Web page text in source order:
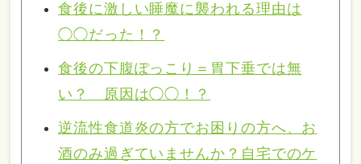
食後に激しい睡魔に襲われる理由は
◯◯だった！？
食後の下腹ぽっこり＝胃下垂では無
い？ 原因は◯◯！？
逆流性食道炎の方でお困りの方へ、お
酒のみ過ぎていませんか？自宅でのケ